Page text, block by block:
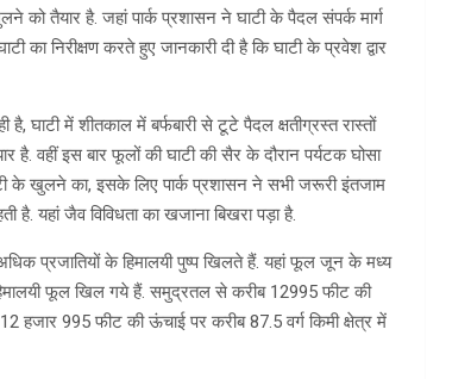
तैयार है. जहां पार्क प्रशासन ने घाटी के पैदल संपर्क मार्ग
निरीक्षण करते हुए जानकारी दी है कि घाटी के प्रवेश द्वार
है, घाटी में शीतकाल में बर्फबारी से टूटे पैदल क्षतीग्रस्त रास्तों
वहीं इस बार फूलों की घाटी की सैर के दौरान पर्यटक घोसा
के खुलने का, इसके लिए पार्क प्रशासन ने सभी जरूरी इंतजाम
यहां जैव विविधता का खजाना बिखरा पड़ा है.
प्रजातियों के हिमालयी पुष्प खिलते हैं. यहां फूल जून के मध्य
फूल खिल गये हैं. समुद्रतल से करीब 12995 फीट की
हजार 995 फीट की ऊंचाई पर करीब 87.5 वर्ग किमी क्षेत्र में